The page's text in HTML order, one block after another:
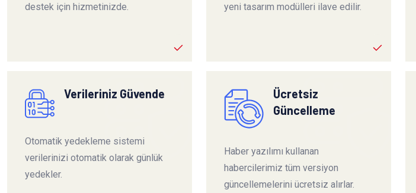
destek için hizmetinizde.
yeni tasarım modülleri ilave edilir.
Verileriniz Güvende
Otomatik yedekleme sistemi
verilerinizi otomatik olarak günlük
yedekler.
Ücretsiz
Güncelleme
Haber yazılımı kullanan
habercilerimiz tüm versiyon
güncellemelerini ücretsiz alırlar.